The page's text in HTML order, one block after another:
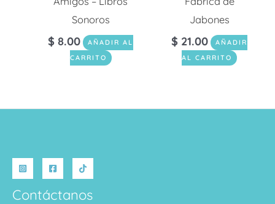
Sonoros
$ 8.00
AÑADIR AL
CARRITO
Jabones
$ 21.00
AÑADIR
AL CARRITO
Contáctanos